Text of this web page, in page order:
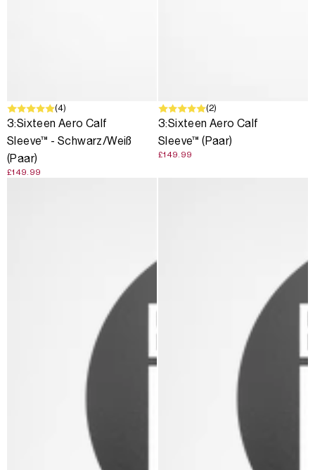
(4)
3:Sixteen Aero Calf
Sleeve™ - Schwarz/Weiß
(Paar)
£149.99
(2)
3:Sixteen Aero Calf
Sleeve™ (Paar)
£149.99